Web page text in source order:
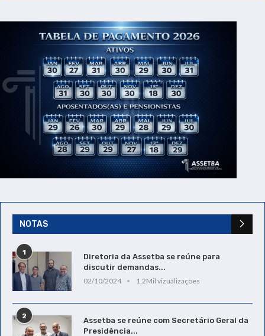
NOTAS
1
Diretoria da Assetba se reúne para
discutir demandas...
02/10/2024
1,2Mil vizualizações
2
Assetba se reúne com Secretário Geral da
Presidência...